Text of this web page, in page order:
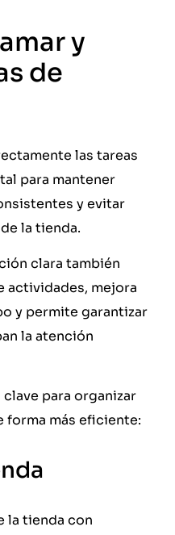
y
de
las tareas
para mantener
y evitar
la tienda.
clara también
actividades, mejora
y permite garantizar
la atención
para organizar
forma más eficiente:
la tienda con